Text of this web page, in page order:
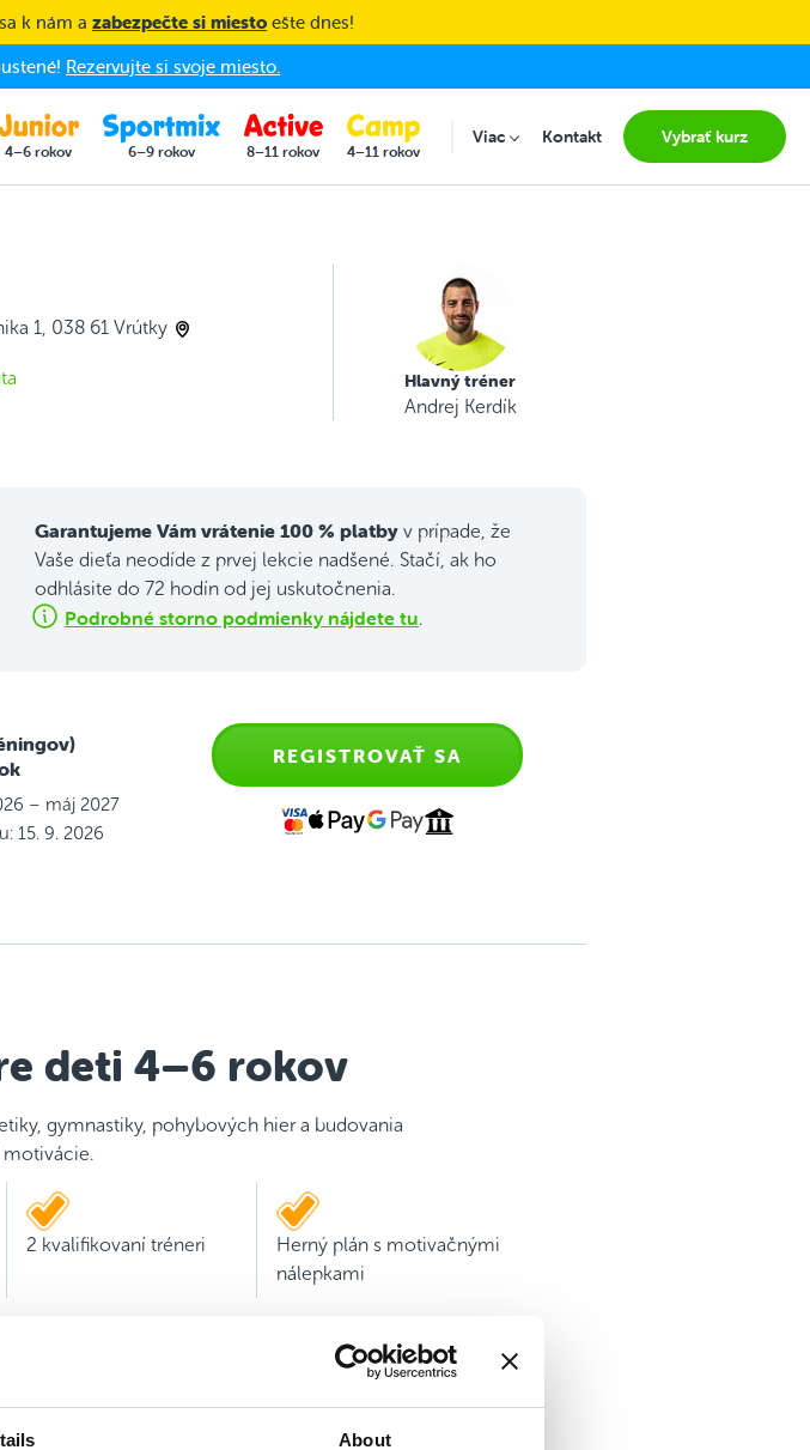
About
k nám a zabezpečte si miesto ešte dnes!
Rezervujte si svoje miesto.
4–6 rokov 6–9 rokov 8–11 rokov 4–11 rokov
ViacSubmenu for "Viac"
Kontakt Vybrať kurz
1, 038 61 Vrútky
Hlavný tréner
Andrej Kerdík
Garantujeme Vám vrátenie 100 % platby v prípade, že
Vaše dieťa neodíde z prvej lekcie nadšené. Stačí, ak ho
odhlásite do 72 hodín od jej uskutočnenia.
Podrobné storno podmienky nájdete tu.
– máj 2027
15. 9. 2026
REGISTROVAŤ SA
deti 4–6 rokov
gymnastiky, pohybových hier a budovania
2 kvalifikovaní tréneri
Herný plán s motivačnými
nálepkami